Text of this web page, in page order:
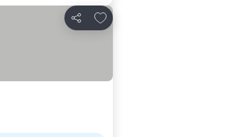
Compartir
Añadir a favoritos